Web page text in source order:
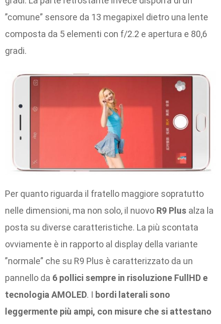
”comune” sensore da 13 megapixel dietro una lente
composta da 5 elementi con f/2.2 e apertura e 80,6
gradi.
Per quanto riguarda il fratello maggiore sopratutto
nelle dimensioni, ma non solo, il nuovo R9 Plus alza la
posta su diverse caratteristiche. La più scontata
ovviamente è in rapporto al display della variante
”normale” che su R9 Plus è caratterizzato da un
pannello da 6 pollici sempre in risoluzione FullHD e
tecnologia AMOLED. I bordi laterali sono
leggermente più ampi, con misure che si attestano